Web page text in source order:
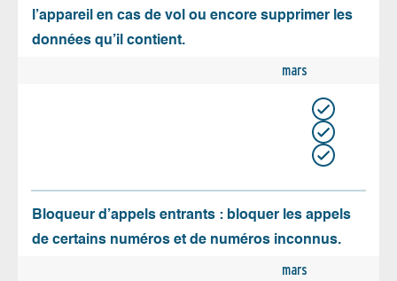
l’appareil en cas de vol ou encore supprimer les
données qu’il contient.
mars
Bloqueur d’appels entrants : bloquer les appels
de certains numéros et de numéros inconnus.
mars